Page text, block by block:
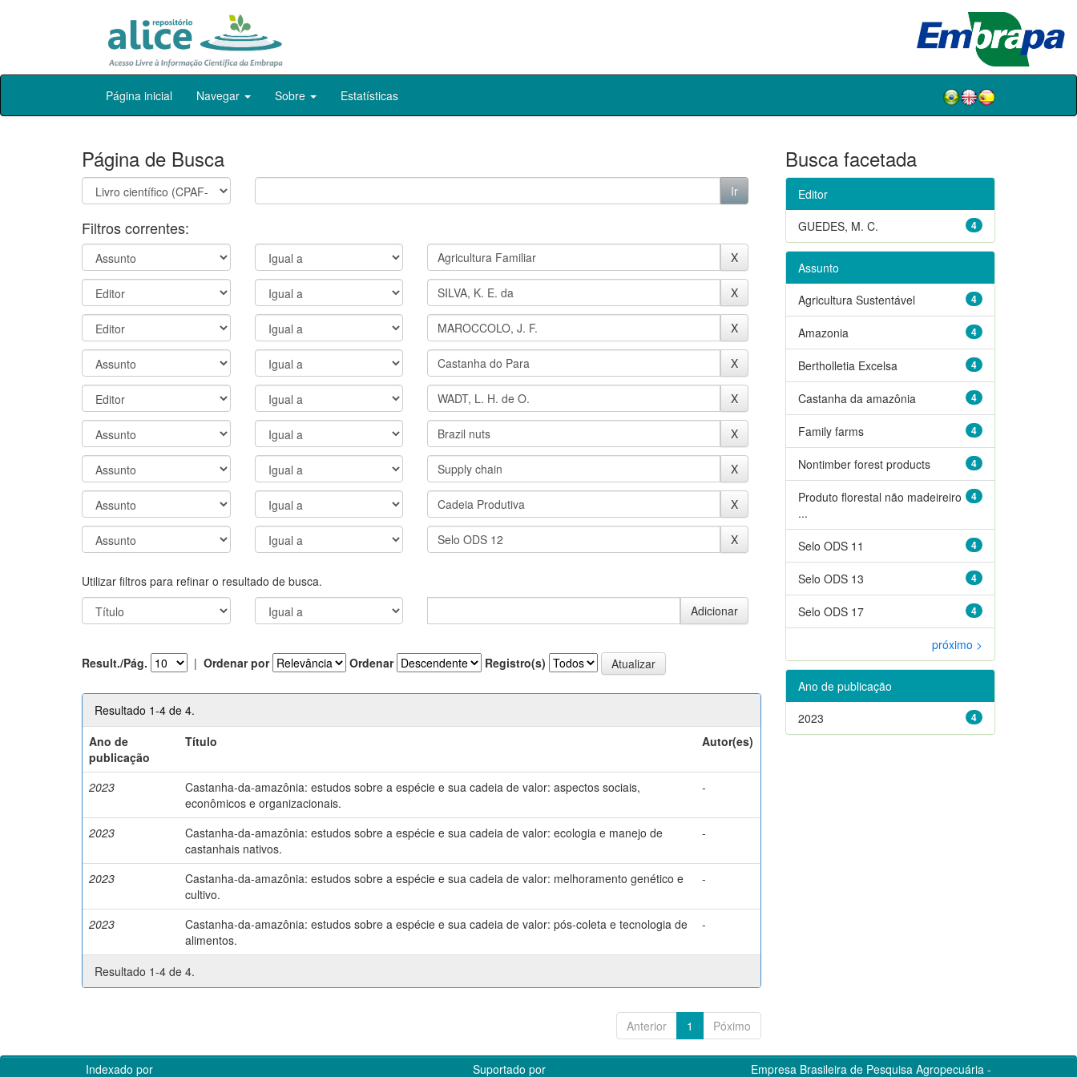
Skip
Página inicial Navegar Sobre Estatísticas
Página de Busca
Filtros correntes:
Utilizar filtros para refinar o resultado de busca.
Result./Pág. | Ordenar por Ordenar Registro(s)
Resultado 1-4 de 4.
Ano de
publicação
Título Autor(es)
2023
Castanha-da-amazônia: estudos sobre a espécie e sua cadeia de valor: aspectos sociais,
econômicos e organizacionais.
-
2023
Castanha-da-amazônia: estudos sobre a espécie e sua cadeia de valor: ecologia e manejo de
castanhais nativos.
-
2023
Castanha-da-amazônia: estudos sobre a espécie e sua cadeia de valor: melhoramento genético e
cultivo.
-
2023
Castanha-da-amazônia: estudos sobre a espécie e sua cadeia de valor: pós-coleta e tecnologia de
alimentos.
-
Resultado 1-4 de 4.
Anterior 1 Póximo
Busca facetada
Editor
4
GUEDES, M. C.
Assunto
4
Agricultura Sustentável
4
Amazonia
4
Bertholletia Excelsa
4
Castanha da amazônia
4
Family farms
4
Nontimber forest products
4
Produto florestal não madeireiro
...
4
Selo ODS 11
4
Selo ODS 13
4
Selo ODS 17
próximo >
Ano de publicação
4
2023
Indexado por Suportado por
Empresa Brasileira de Pesquisa Agropecuária -